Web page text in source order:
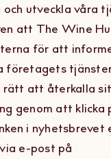
utveckla våra
att The Wine
för att
företagets
rätt att återkalla
genom att klicka
i nyhetsbrevet
e-post på